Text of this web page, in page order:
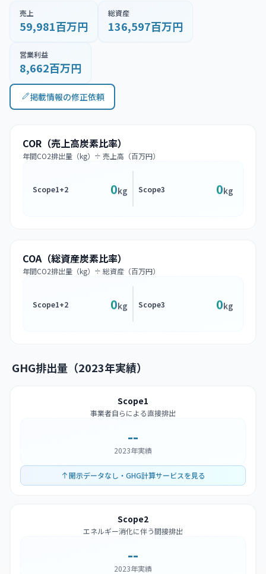
売上
59,981百万円
総資産
136,597百万円
営業利益
8,662百万円
掲載情報の修正依頼
COR（売上高炭素比率）
年間CO2排出量（kg）÷ 売上高（百万円）
Scope1+2 0kg Scope3 0kg
COA（総資産炭素比率）
年間CO2排出量（kg）÷ 総資産（百万円）
Scope1+2 0kg Scope3 0kg
GHG排出量（2023年実績）
Scope1
事業者自らによる直接排出
--
2023年実績
開示データなし・GHG計算サービスを見る
Scope2
エネルギー消化に伴う間接排出
--
2023年実績